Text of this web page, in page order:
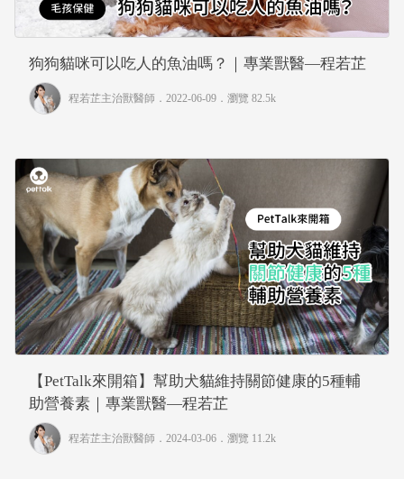
狗狗貓咪可以吃人的魚油嗎？｜專業獸醫—程若芷
程若芷主治獸醫師 ．2022-06-09． 瀏覽 82.5k
【PetTalk來開箱】幫助犬貓維持關節健康的5種輔
助營養素｜專業獸醫—程若芷
程若芷主治獸醫師 ．2024-03-06． 瀏覽 11.2k